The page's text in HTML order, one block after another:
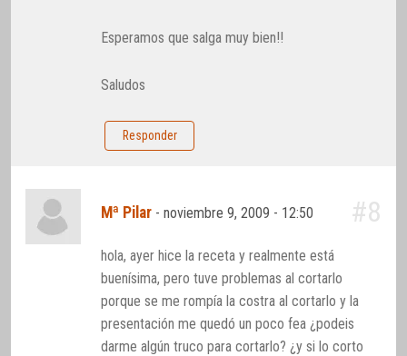
Esperamos que salga muy bien!!
Saludos
Responder
Mª Pilar -noviembre 9, 2009 - 12:50 #8
hola, ayer hice la receta y realmente está
buenísima, pero tuve problemas al cortarlo
porque se me rompía la costra al cortarlo y la
presentación me quedó un poco fea ¿podeis
darme algún truco para cortarlo? ¿y si lo corto